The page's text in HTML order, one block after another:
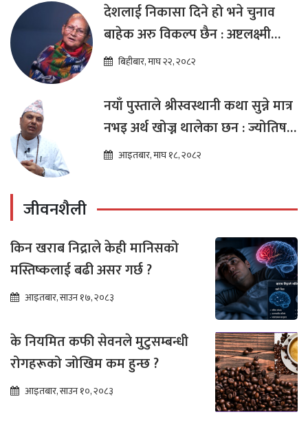
देशलाई निकासा दिने हो भने चुनाव
बाहेक अरु विकल्प छैन : अष्टलक्ष्मी
शाक्यबिहीबार, माघ २२, २०८२
नयाँ पुस्ताले श्रीस्वस्थानी कथा सुन्ने मात्र
नभइ अर्थ खोज्न थालेका छन : ज्योतिष
तारा लोचन न्यौपाने
आइतबार, माघ १८, २०८२
जीवनशैली
किन खराब निद्राले केही मानिसको
मस्तिष्कलाई बढी असर गर्छ ?
आइतबार, साउन १७, २०८३
के नियमित कफी सेवनले मुटुसम्बन्धी
रोगहरूको जोखिम कम हुन्छ ?
आइतबार, साउन १०, २०८३